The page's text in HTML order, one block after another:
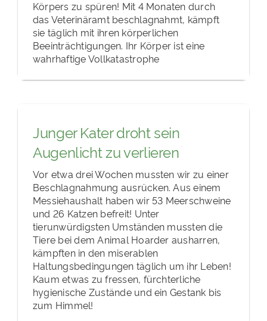
Körpers zu spüren! Mit 4 Monaten durch
das Veterinäramt beschlagnahmt, kämpft
sie täglich mit ihren körperlichen
Beeinträchtigungen. Ihr Körper ist eine
wahrhaftige Vollkatastrophe
Junger Kater droht sein
Augenlicht zu verlieren
Vor etwa drei Wochen mussten wir zu einer
Beschlagnahmung ausrücken. Aus einem
Messiehaushalt haben wir 53 Meerschweine
und 26 Katzen befreit! Unter
tierunwürdigsten Umständen mussten die
Tiere bei dem Animal Hoarder ausharren,
kämpften in den miserablen
Haltungsbedingungen täglich um ihr Leben!
Kaum etwas zu fressen, fürchterliche
hygienische Zustände und ein Gestank bis
zum Himmel!